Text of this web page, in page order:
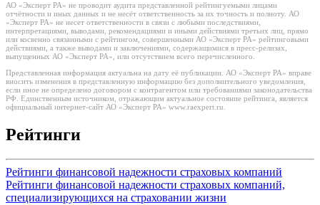
АО «Эксперт РА» не проводит аудита представленной рейтингуемыми лицами
отчётности и иных данных и не несёт ответственность за их точность и полноту. АО
«Эксперт РА» не несет ответственности в связи с любыми последствиями,
интерпретациями, выводами, рекомендациями и иными действиями третьих лиц, прямо
или косвенно связанными с рейтингом, совершенными АО «Эксперт РА» рейтинговыми
действиями, а также выводами и заключениями, содержащимися в пресс-релизах,
выпущенных АО «Эксперт РА», или отсутствием всего перечисленного.
Представленная информация актуальна на дату её публикации. АО «Эксперт РА» вправе
вносить изменения в представленную информацию без дополнительного уведомления,
если иное не определено договором с контрагентом или требованиями законодательства
РФ. Единственным источником, отражающим актуальное состояние рейтинга, является
официальный интернет-сайт АО «Эксперт РА» www.raexpert.ru.
Рейтинги
Рейтинги финансовой надежности страховых компаний
Рейтинги финансовой надежности страховых компаний,
специализирующихся на страховании жизни